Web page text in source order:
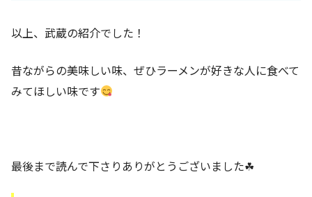
以上、武蔵の紹介でした！
昔ながらの美味しい味、ぜひラーメンが好きな人に食べて
みてほしい味です
最後まで読んで下さりありがとうございました☘